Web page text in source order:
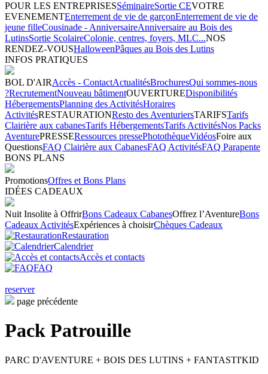
POUR LES ENTREPRISESSéminaireSortie CEVOTRE
EVENEMENTEnterrement de vie de garçonEnterrement de vie de
jeune filleCousinade - AnniversaireAnniversaire au Bois des
LutinsSortie ScolaireColonie, centres, foyers, MLC...NOS
RENDEZ-VOUSHalloweenPâques au Bois des Lutins
INFOS PRATIQUES
BOL D'AIRAccès - ContactActualitésBrochuresQui sommes-nous
?RecrutementNouveau bâtimentOUVERTUREDisponibilités
HébergementsPlanning des ActivitésHoraires
ActivitésRESTAURATIONResto des AventuriersTARIFSTarifs
Clairière aux cabanesTarifs HébergementsTarifs ActivitésNos Packs
AventurePRESSERessources pressePhotothèqueVidéosFoire aux
QuestionsFAQ Clairière aux CabanesFAQ ActivitésFAQ Parapente
BONS PLANS
PromotionsOffres et Bons Plans
IDÉES CADEAUX
Nuit Insolite à OffrirBons Cadeaux CabanesOffrez l’AventureBons
Cadeaux ActivitésExpériences à choisirChèques Cadeaux
Restauration
Calendrier
Accès et contacts
FAQ
reserver
page précédente
Pack Patrouille
PARC D'AVENTURE + BOIS DES LUTINS + FANTASTI'KID